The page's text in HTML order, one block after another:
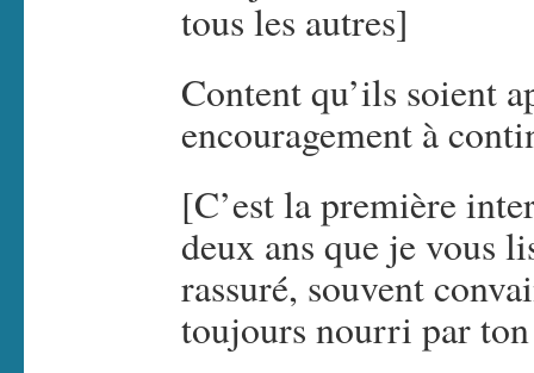
tous les autres]
Content qu’ils soient
encouragement à
[C’est la première
deux ans que je vous
rassuré, souvent
toujours nourri par